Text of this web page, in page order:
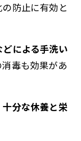
防止に有効と
どによる手洗い
毒も効果があ
十分な休養と栄